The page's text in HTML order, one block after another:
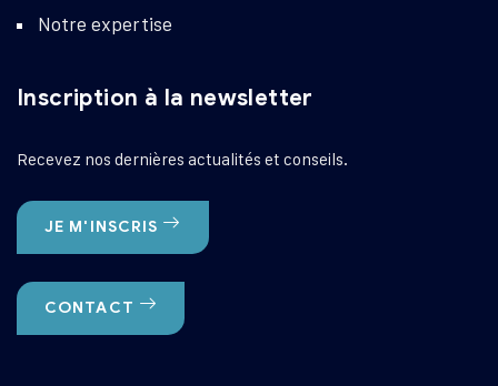
Notre expertise
Inscription à la newsletter
Recevez nos dernières actualités et conseils.
JE M'INSCRIS
CONTACT